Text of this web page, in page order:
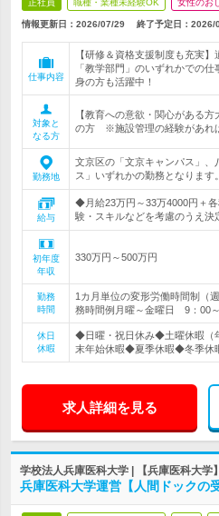
正社員 職種・業種未経験OK 女性のお
情報更新日：2026/07/29 終了予定日： 2026/
仕事内容
【研修＆資格支援制度も充実
「教学部門」のいずれかでの
身の方も活躍中！
対象と
なる方
【教育への意欲・関心がある
の方 ※施設管理の経験があれ
勤務地
文京区の「文京キャンパス」
ス」いずれかの勤務となりま
給与
◆月給23万円～33万4000円＋
験・スキルなどを考慮のうえ
初年度
年収
330万円～500万円
勤務
時間
1カ月単位の変形労働時間制（
務時間例月曜～金曜日 9：00
休日
休暇
◆日曜・祝日休み◆土曜休暇（
末年始休暇◆夏季休暇◆冬季休
求人詳細を見る
学校法人兵庫医科大学 | 【兵庫医科大学】
兵庫医科大学運営【人間ドックの